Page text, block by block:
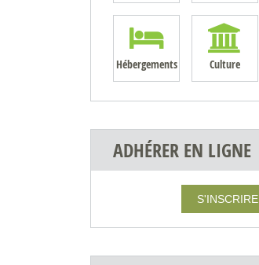
Hébergements Culture
ADHÉRER EN LIGNE
S'INSCRIRE